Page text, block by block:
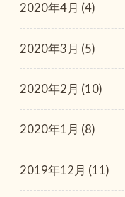
2020年4月 (4)
2020年3月 (5)
2020年2月 (10)
2020年1月 (8)
2019年12月 (11)